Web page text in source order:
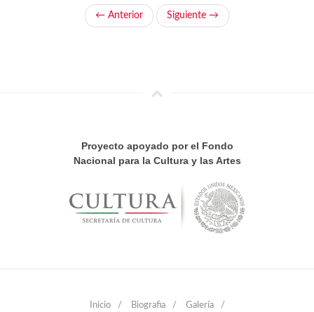
← Anterior Siguiente →
Proyecto apoyado por el Fondo
Nacional para la Cultura y las Artes
Inicio / Biografia / Galería /